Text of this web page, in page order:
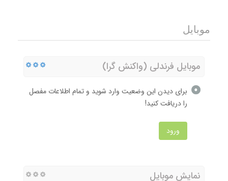
موبایل
موبایل فرندلی (واکنش گرا)
برای دیدن این وضعیت وارد شوید و تمام اطلاعات مفصل
را دریافت کنید!
ورود
نمایش موبایل